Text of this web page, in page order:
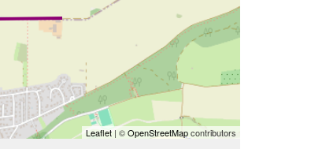
Leaflet| ©OpenStreetMapcontributors